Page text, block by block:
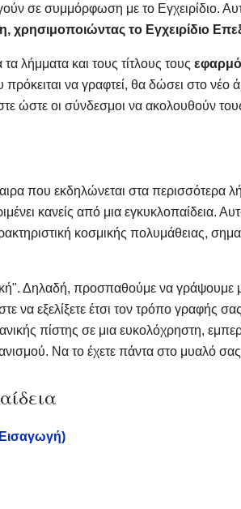
σε συμμόρφωση με το Εγχειρίδιο.
χρησιμοποιώντας το Εγχειρίδιο
λήμματα και τους τίτλους τους
να γραφτεί, θα δώσει στο νέο
ώστε οι σύνδεσμοι να ακολουθούν
που εκδηλώνεται στα περισσότερα
κανείς από μια εγκυκλοπαίδεια.
κοσμικής πολυμάθειας,
Δηλαδή, προσπαθούμε να γράψουμε
να εξελίξετε έτσι τον τρόπο γραφής
πίστης σε μια ευκολόχρηστη,
Να το έχετε πάντα στο μυαλό